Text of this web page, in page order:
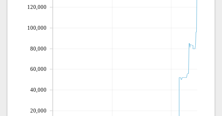
20,000
40,000
60,000
80,000
100,000
120,000